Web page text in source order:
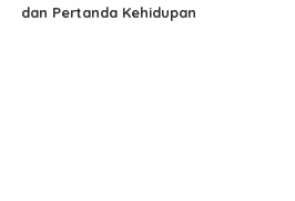
dan Pertanda Kehidupan